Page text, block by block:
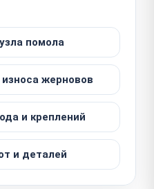
помола
жерновов
и креплений
и деталей